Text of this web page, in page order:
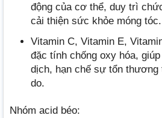
động của cơ thể, duy trì
cải thiện sức khỏe móng tóc.
Vitamin C, Vitamin E,
đặc tính chống oxy hóa,
dịch, hạn chế sự tổn
do.
Nhóm acid béo: